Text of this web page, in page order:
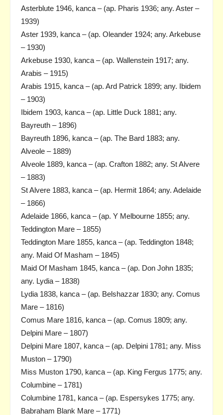
Asterblute 1946, kanca – (ap. Pharis 1936; any. Aster –
1939)
Aster 1939, kanca – (ap. Oleander 1924; any. Arkebuse
– 1930)
Arkebuse 1930, kanca – (ap. Wallenstein 1917; any.
Arabis – 1915)
Arabis 1915, kanca – (ap. Ard Patrick 1899; any. Ibidem
– 1903)
Ibidem 1903, kanca – (ap. Little Duck 1881; any.
Bayreuth – 1896)
Bayreuth 1896, kanca – (ap. The Bard 1883; any.
Alveole – 1889)
Alveole 1889, kanca – (ap. Crafton 1882; any. St Alvere
– 1883)
St Alvere 1883, kanca – (ap. Hermit 1864; any. Adelaide
– 1866)
Adelaide 1866, kanca – (ap. Y Melbourne 1855; any.
Teddington Mare – 1855)
Teddington Mare 1855, kanca – (ap. Teddington 1848;
any. Maid Of Masham – 1845)
Maid Of Masham 1845, kanca – (ap. Don John 1835;
any. Lydia – 1838)
Lydia 1838, kanca – (ap. Belshazzar 1830; any. Comus
Mare – 1816)
Comus Mare 1816, kanca – (ap. Comus 1809; any.
Delpini Mare – 1807)
Delpini Mare 1807, kanca – (ap. Delpini 1781; any. Miss
Muston – 1790)
Miss Muston 1790, kanca – (ap. King Fergus 1775; any.
Columbine – 1781)
Columbine 1781, kanca – (ap. Espersykes 1775; any.
Babraham Blank Mare – 1771)